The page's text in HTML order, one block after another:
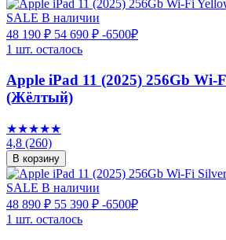
SALE В наличии
48 190 ₽ 54 690 ₽ -6500₽
1 шт. осталось
Apple iPad 11 (2025) 256Gb Wi-
(Жёлтый)
★★★★★
4,8 (260)
В корзину
SALE В наличии
48 890 ₽ 55 390 ₽ -6500₽
1 шт. осталось